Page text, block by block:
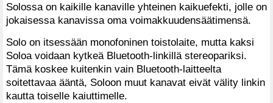
Solossa on kaikille kanaville yhteinen kaikuefekti, jolle on
jokaisessa kanavissa oma voimakkuudensäätimensä.
Solo on itsessään monofoninen toistolaite, mutta kaksi
Soloa voidaan kytkeä Bluetooth-linkillä stereopariksi.
Tämä koskee kuitenkin vain Bluetooth-laitteelta
soitettavaa ääntä, Soloon muut kanavat eivät välity linkin
kautta toiselle kaiuttimelle.